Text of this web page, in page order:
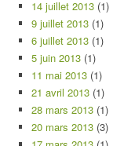
14 juillet 2013 (1)
9 juillet 2013 (1)
6 juillet 2013 (1)
5 juin 2013 (1)
11 mai 2013 (1)
21 avril 2013 (1)
28 mars 2013 (1)
20 mars 2013 (3)